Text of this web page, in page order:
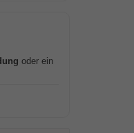
oder ein